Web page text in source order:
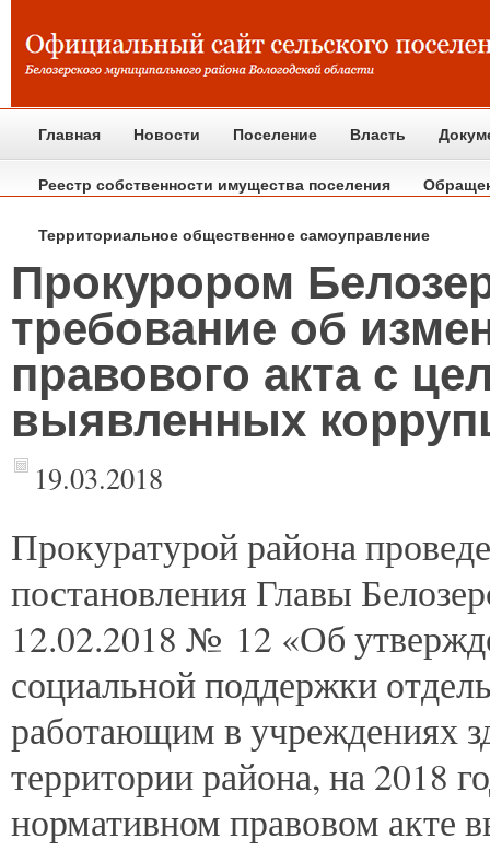
Главная Новости Поселение Власть
Реестр собственности имущества поселения
Территориальное общественное самоуправление
Прокурором
требование об
правового акта с
выявленных
19.03.2018
Прокуратуройрайона
постановления Главы
12.02.2018 № 12 «Об
социальной поддержки
работающим в учреждениях
территории района, на 2018
нормативном правовом акте